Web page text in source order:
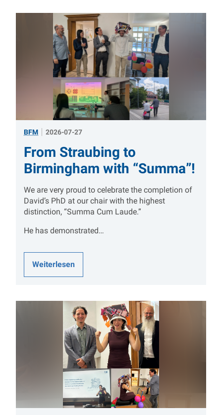
BFM 2026-07-27
From Straubing to
Birmingham with “Summa”!
We are very proud to celebrate the completion of
David’s PhD at our chair with the highest
distinction, “Summa Cum Laude.”
He has demonstrated…
Weiterlesen